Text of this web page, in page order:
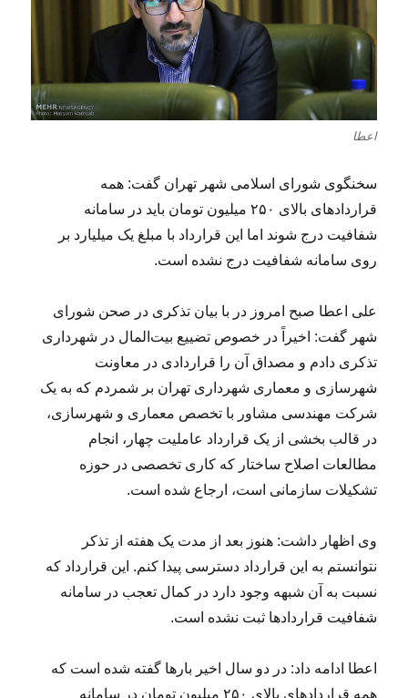
اعطا
سخنگوی شورای اسلامی شهر تهران گفت: همه
قراردادهای بالای ۲۵۰ میلیون تومان باید در سامانه
شفافیت درج شوند اما این قرارداد با مبلغ یک میلیارد بر
روی سامانه شفافیت درج نشده است.
علی اعطا صبح امروز در با بیان تذکری در صحن شورای
شهر گفت: اخیراً در خصوص تضییع بیت‌المال در شهرداری
تذکری دادم و مصداق آن را قراردادی در معاونت
شهرسازی و معماری شهرداری تهران بر شمردم که به یک
شرکت مهندسی مشاور با تخصص معماری و شهرسازی،
در قالب بخشی از یک قرارداد عاملیت چهار، انجام
مطالعات اصلاح ساختار که کاری تخصصی در حوزه
تشکیلات سازمانی است، ارجاع شده است.
وی اظهار داشت: هنوز بعد از مدت یک هفته از تذکر
نتوانستم به این قرارداد دسترسی پیدا کنم. این قرارداد که
نسبت به آن شبهه وجود دارد در کمال تعجب در سامانه
شفافیت قراردادها ثبت نشده است.
اعطا ادامه داد: در دو سال اخیر بارها گفته شده است که
همه قراردادهای بالای ۲۵۰ میلیون تومان در سامانه